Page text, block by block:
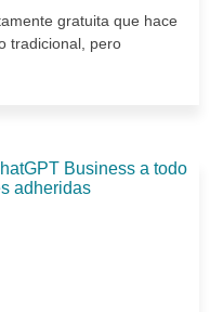
gratuita que hace
tradicional, pero